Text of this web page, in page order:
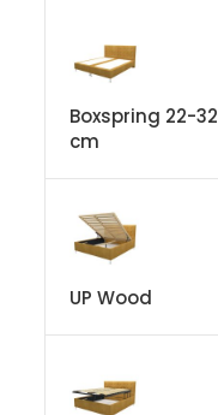
Boxspring 22-32
cm
UP Wood